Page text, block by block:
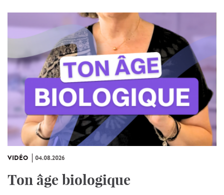
VIDÉO 04.08.2026
Ton âge biologique